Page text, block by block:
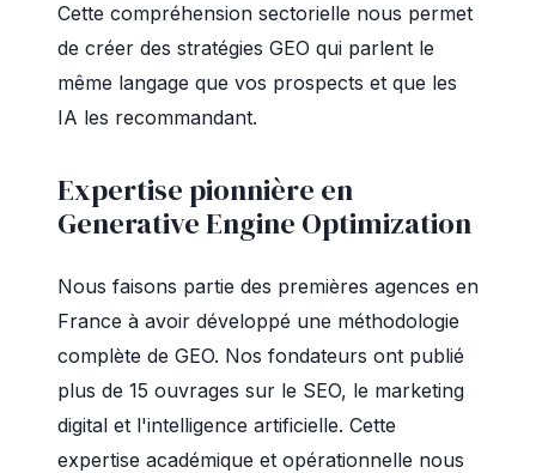
Cette compréhension sectorielle nous permet
de créer des stratégies GEO qui parlent le
même langage que vos prospects et que les
IA les recommandant.
Expertise pionnière en
Generative Engine Optimization
Nous faisons partie des premières agences en
France à avoir développé une méthodologie
complète de GEO. Nos fondateurs ont publié
plus de 15 ouvrages sur le SEO, le marketing
digital et l'intelligence artificielle. Cette
expertise académique et opérationnelle nous